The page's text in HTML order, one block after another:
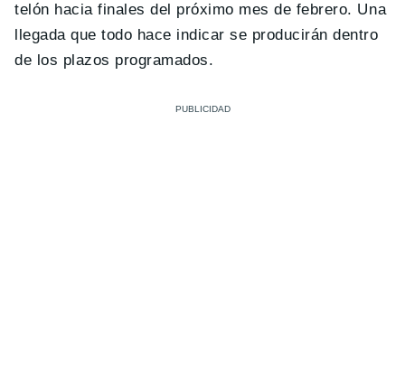
telón hacia finales del próximo mes de febrero. Una
llegada que todo hace indicar se producirán dentro
de los plazos programados.